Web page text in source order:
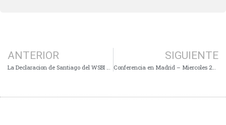
ANTERIOR SIGUIENTE
Conferencia en Madrid – Miercoles 20 de enero 2010 – de 19h45 a 20h45 – IE Business School C/ Serrano, 105